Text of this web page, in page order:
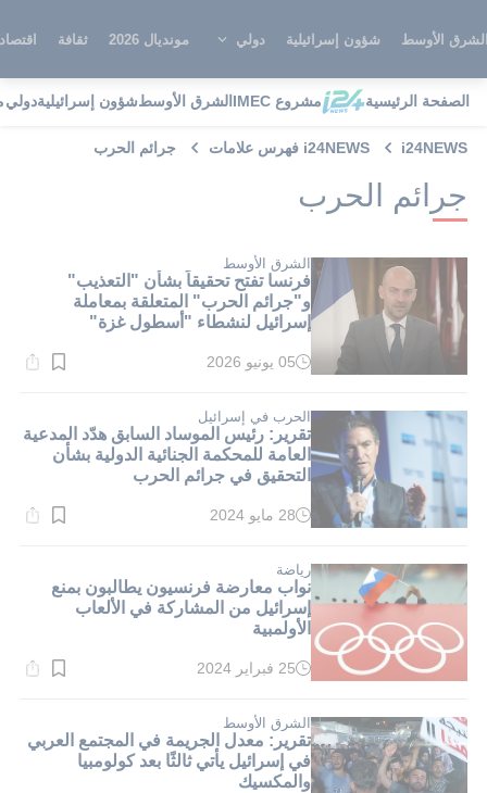
الأوسط شؤون إسرائيلية دولي مونديال 2026 ثقافة
الصفحة الرئيسية مشروع IMEC الشرق الأوسطشؤون إسرائيليةدولي
i24NEWS i24NEWS فهرس علامات جرائم الحرب
جرائم الحرب
الشرق الأوسط
فرنسا تفتح تحقيقاً بشأن "التعذيب"
و"جرائم الحرب" المتعلقة بمعاملة
إسرائيل لنشطاء "أسطول غزة"
وقت
دقيقة.
05 يونيو 2026
الحرب في إسرائيل
تقرير: رئيس الموساد السابق هدّد المدعية
العامة للمحكمة الجنائية الدولية بشأن
التحقيق في جرائم الحرب
وقت
دقيقة.
28 مايو 2024
رياضة
نواب معارضة فرنسيون يطالبون بمنع
إسرائيل من المشاركة في الألعاب
الأولمبية
وقت
دقيقة.
25 فبراير 2024
الشرق الأوسط
تقرير: معدل الجريمة في المجتمع العربي
في إسرائيل يأتي ثالثًا بعد كولومبيا
والمكسيك